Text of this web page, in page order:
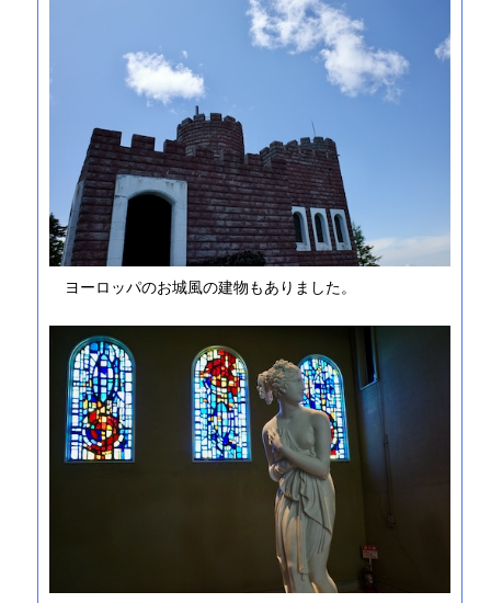
ヨーロッパのお城風の建物もありました。